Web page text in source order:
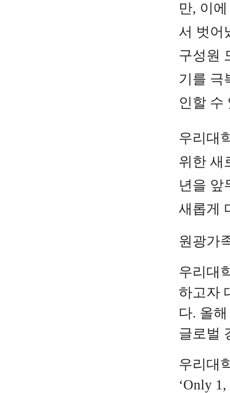
만, 이
서 벗어
구성원
기를 극
인할 수
우리대
위한 새
년을 앞
새롭게
원광가
우리대
하고자
다. 올
글로벌
우리대
‘Only